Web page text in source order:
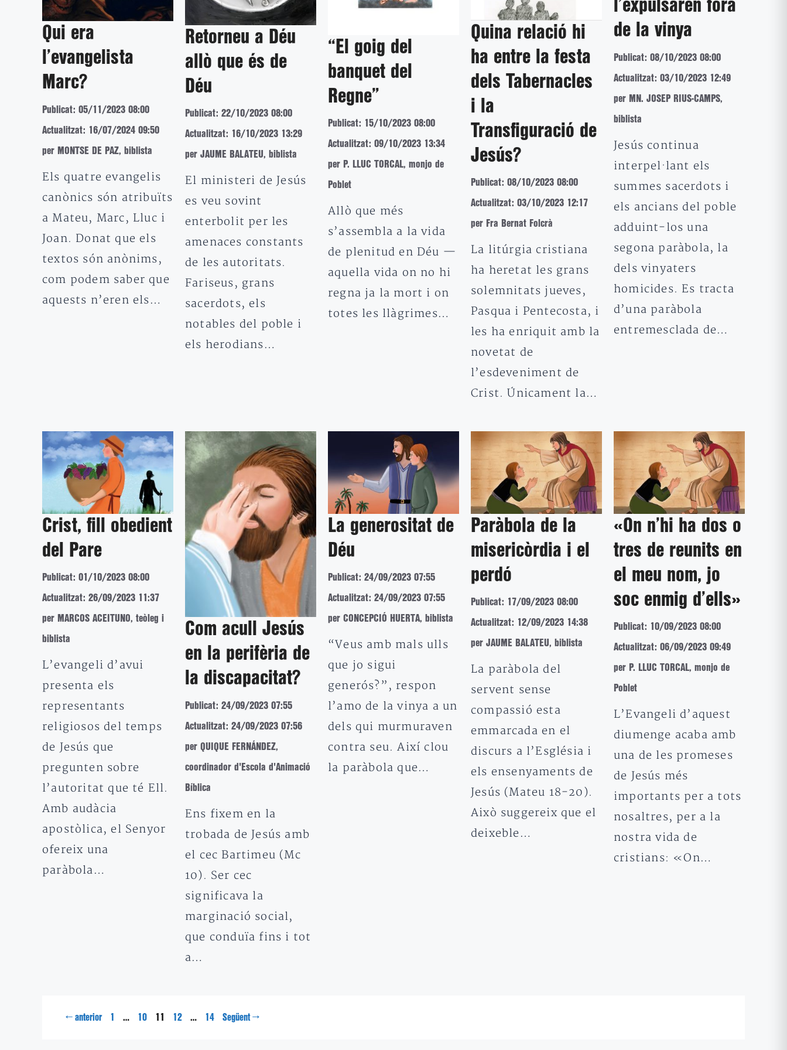
Qui era
l’evangelista
Marc?
Publicat: 05/11/2023 08:00
Actualitzat: 16/07/2024 09:50
per MONTSE DE PAZ, biblista
Els quatre evangelis
canònics són atribuïts
a Mateu, Marc, Lluc i
Joan. Donat que els
textos són anònims,
com podem saber que
aquests n’eren els…
Retorneu a Déu
allò que és de
Déu
Publicat: 22/10/2023 08:00
Actualitzat: 16/10/2023 13:29
per JAUME BALATEU, biblista
El ministeri de Jesús
es veu sovint
enterbolit per les
amenaces constants
de les autoritats.
Fariseus, grans
sacerdots, els
notables del poble i
els herodians…
“El goig del
banquet del
Regne”
Publicat: 15/10/2023 08:00
Actualitzat: 09/10/2023 13:34
per P. LLUC TORCAL, monjo de
Poblet
Allò que més
s’assembla a la vida
de plenitud en Déu —
aquella vida on no hi
regna ja la mort i on
totes les llàgrimes…
Quina relació hi
ha entre la festa
dels Tabernacles
i la
Transfiguració de
Jesús?
Publicat: 08/10/2023 08:00
Actualitzat: 03/10/2023 12:17
per Fra Bernat Folcrà
La litúrgia cristiana
ha heretat les grans
solemnitats jueves,
Pasqua i Pentecosta, i
les ha enriquit amb la
novetat de
l’esdeveniment de
Crist. Únicament la…
l’expulsaren fora
de la vinya
Publicat: 08/10/2023 08:00
Actualitzat: 03/10/2023 12:49
per MN. JOSEP RIUS-CAMPS,
biblista
Jesús continua
interpel·lant els
summes sacerdots i
els ancians del poble
adduint-los una
segona paràbola, la
dels vinyaters
homicides. Es tracta
d’una paràbola
entremesclada de…
Crist, fill obedient
del Pare
Publicat: 01/10/2023 08:00
Actualitzat: 26/09/2023 11:37
per MARCOS ACEITUNO, teòleg i
biblista
L’evangeli d’avui
presenta els
representants
religiosos del temps
de Jesús que
pregunten sobre
l’autoritat que té Ell.
Amb audàcia
apostòlica, el Senyor
ofereix una
paràbola…
Com acull Jesús
en la perifèria de
la discapacitat?
Publicat: 24/09/2023 07:55
Actualitzat: 24/09/2023 07:56
per QUIQUE FERNÁNDEZ,
coordinador d'Escola d'Animació
Bíblica
Ens fixem en la
trobada de Jesús amb
el cec Bartimeu (Mc
10). Ser cec
significava la
marginació social,
que conduïa fins i tot
a…
La generositat de
Déu
Publicat: 24/09/2023 07:55
Actualitzat: 24/09/2023 07:55
per CONCEPCIÓ HUERTA, biblista
“Veus amb mals ulls
que jo sigui
generós?”, respon
l’amo de la vinya a un
dels qui murmuraven
contra seu. Així clou
la paràbola que…
Paràbola de la
misericòrdia i el
perdó
Publicat: 17/09/2023 08:00
Actualitzat: 12/09/2023 14:38
per JAUME BALATEU, biblista
La paràbola del
servent sense
compassió esta
emmarcada en el
discurs a l’Església i
els ensenyaments de
Jesús (Mateu 18-20).
Això suggereix que el
deixeble…
«On n’hi ha dos o
tres de reunits en
el meu nom, jo
soc enmig d’ells»
Publicat: 10/09/2023 08:00
Actualitzat: 06/09/2023 09:49
per P. LLUC TORCAL, monjo de
Poblet
L’Evangeli d’aquest
diumenge acaba amb
una de les promeses
de Jesús més
importants per a tots
nosaltres, per a la
nostra vida de
cristians: «On…
← anterior Pàgina
… Pàgina
10 Pàgina
11 Pàgina
12 … Pàgina
14 Següent →